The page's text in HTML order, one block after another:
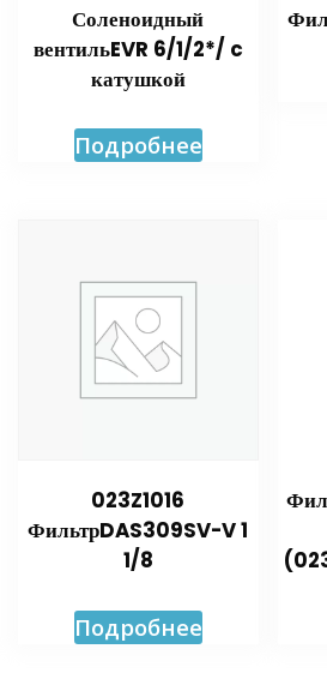
Соленоидный
вентильEVR 6/1/2*/ c
катушкой
Подробнее
023Z1016
ФильтрDAS309SV-V 1
1/8
Подробнее